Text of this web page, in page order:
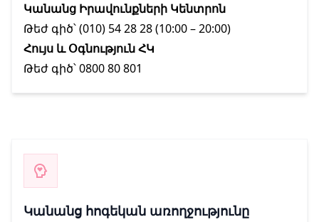
Կանանց Իրավունքների Կենտրոն
Թեժ գիծ՝ (010) 54 28 28 (10:00 – 20:00)
Հույս և Օգնություն ՀԿ
Թեժ գիծ՝ 0800 80 801
Կանանց հոգեկան առողջությունը